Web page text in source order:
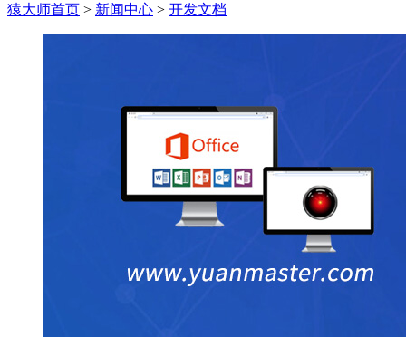
猿大师首页 > 新闻中心 > 开发文档